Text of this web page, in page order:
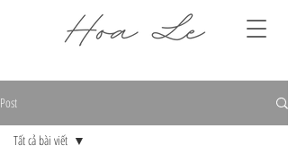
Post
Tất cả bài viết